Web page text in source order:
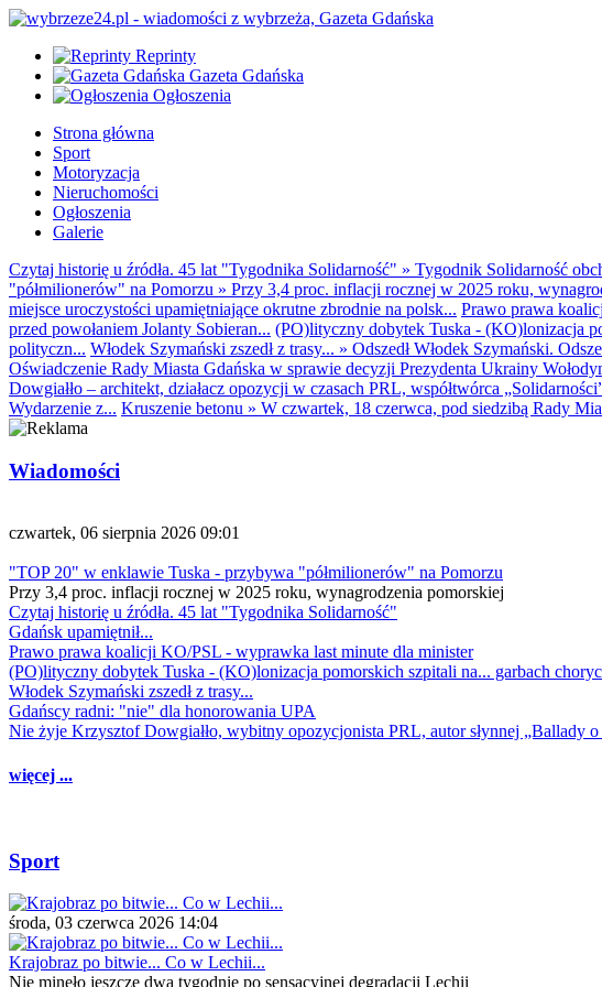
Reprinty
Gazeta Gdańska
Ogłoszenia
Strona główna
Sport
Motoryzacja
Nieruchomości
Ogłoszenia
Galerie
Czytaj historię u źródła. 45 lat "Tygodnika Solidarność" » Tygodnik Solidarność
"półmilionerów" na Pomorzu » Przy 3,4 proc. inflacji rocznej w 2025 roku,
miejsce uroczystości upamiętniające okrutne zbrodnie na polsk... Prawo prawa
przed powołaniem Jolanty Sobieran... (PO)lityczny dobytek Tuska - (KO)lonizacja
polityczn... Włodek Szymański zszedł z trasy... » Odszedł Włodek Szymański.
Oświadczenie Rady Miasta Gdańska w sprawie decyzji Prezydenta Ukrainy
Dowgiałło – architekt, działacz opozycji w czasach PRL, współtwórca
Wydarzenie z... Kruszenie betonu » W czwartek, 18 czerwca, pod siedzibą Rady
Wiadomości
czwartek, 06 sierpnia 2026 09:01
"TOP 20" w enklawie Tuska - przybywa "półmilionerów" na Pomorzu
Przy 3,4 proc. inflacji rocznej w 2025 roku, wynagrodzenia pomorskiej
Czytaj historię u źródła. 45 lat "Tygodnika Solidarność"
Gdańsk upamiętnił...
Prawo prawa koalicji KO/PSL - wyprawka last minute dla minister
(PO)lityczny dobytek Tuska - (KO)lonizacja pomorskich szpitali na... garbach
Włodek Szymański zszedł z trasy...
Gdańscy radni: "nie" dla honorowania UPA
Nie żyje Krzysztof Dowgiałło, wybitny opozycjonista PRL, autor słynnej „Ballady
więcej ...
Sport
środa, 03 czerwca 2026 14:04
Krajobraz po bitwie... Co w Lechii...
Nie minęło jeszcze dwa tygodnie po sensacyjnej degradacji Lechii